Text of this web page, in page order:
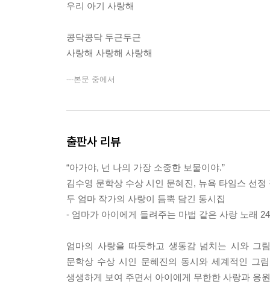
우리 아기 사랑해
콩닥콩닥 두근두근
사랑해 사랑해 사랑해
---본문 중에서
출판사 리뷰
“아가야, 넌 나의 가장 소중한 보물이야.”
김수영 문학상 수상 시인 문혜진, 뉴욕 타임스 선정
두 엄마 작가의 사랑이 듬뿍 담긴 동시집
- 엄마가 아이에게 들려주는 마법 같은 사랑 노래
엄마의 사랑을 따듯하고 생동감 넘치는 시와 그
문학상 수상 시인 문혜진의 동시와 세계적인 그
생생하게 보여 주면서 아이에게 무한한 사랑과 응